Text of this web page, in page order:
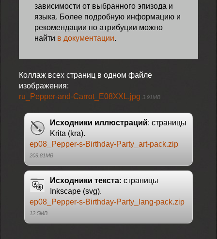
зависимости от выбранного эпизода и
языка. Более подробную информацию и
рекомендации по атрибуции можно
найти в документации.
Коллаж всех страниц в одном файле
изображения:
ru_Pepper-and-Carrot_E08XXL.jpg 3.91MB
Исходники иллюстраций: страницы
Krita (kra).
ep08_Pepper-s-Birthday-Party_art-pack.zip
209.81MB
Исходники текста: страницы
Inkscape (svg).
ep08_Pepper-s-Birthday-Party_lang-pack.zip
12.5MB